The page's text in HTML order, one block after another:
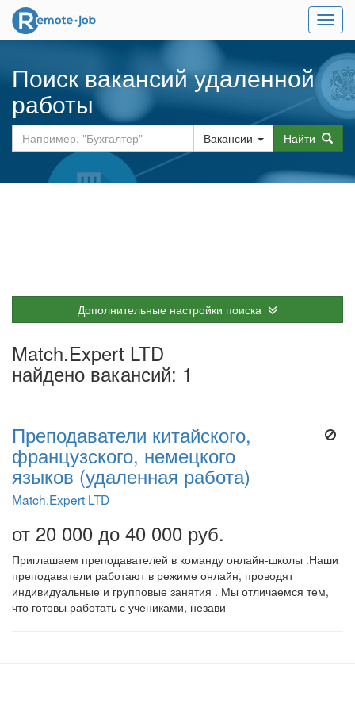
Меню
Поиск вакансий удаленной
работы
Вакансии Найти
Дополнительные настройки поиска
Match.Expert LTD
найдено вакансий: 1
Преподаватели китайского,
французского, немецкого
языков (удаленная работа)
Match.Expert LTD
от 20 000 до 40 000 руб.
Приглашаем преподавателей в команду онлайн-школы .Наши
преподаватели работают в режиме онлайн, проводят
индивидуальные и групповые занятия . Мы отличаемся тем,
что готовы работать с учениками, незави